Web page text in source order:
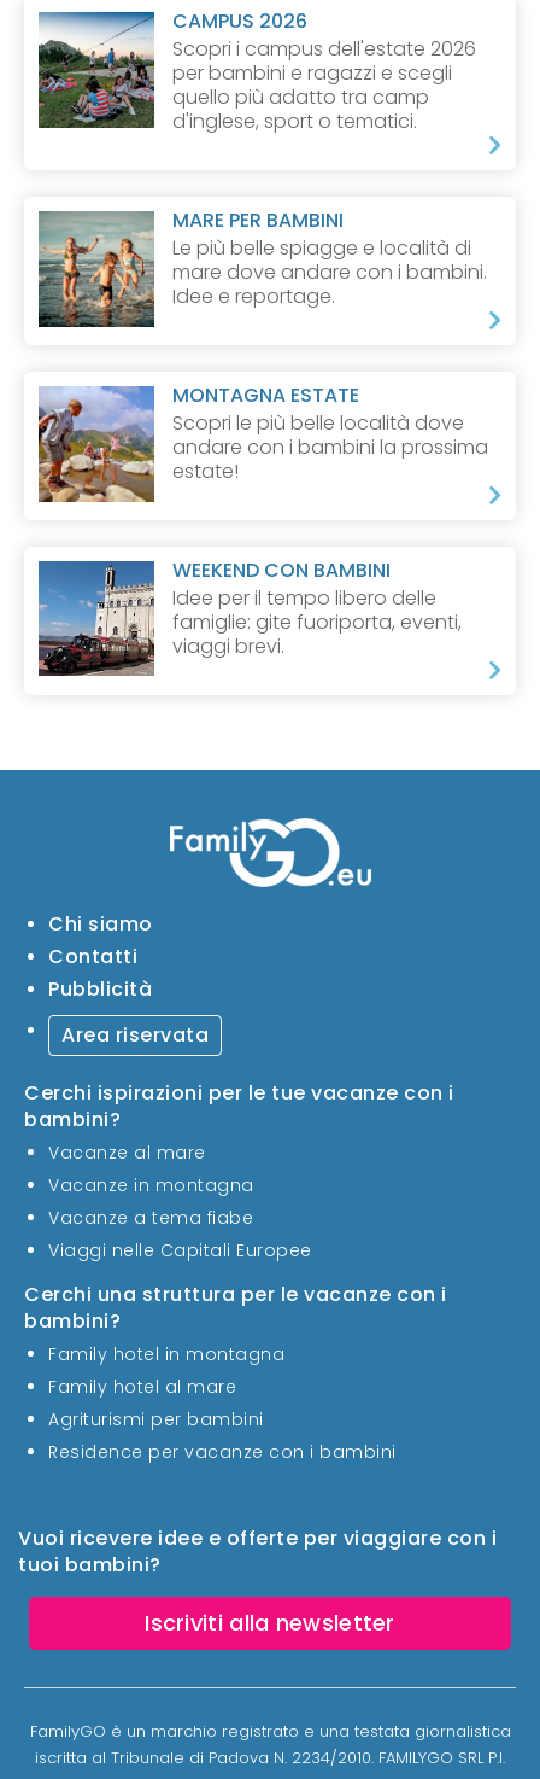
CAMPUS 2026
Scopri i campus dell'estate 2026
per bambini e ragazzi e scegli
quello più adatto tra camp
d'inglese, sport o tematici.
MARE PER BAMBINI
Le più belle spiagge e località di
mare dove andare con i bambini.
Idee e reportage.
MONTAGNA ESTATE
Scopri le più belle località dove
andare con i bambini la prossima
estate!
WEEKEND CON BAMBINI
Idee per il tempo libero delle
famiglie: gite fuoriporta, eventi,
viaggi brevi.
Vuoi ricevere idee e offerte per viaggiare con i
tuoi bambini?
Iscriviti alla newsletter
Chi siamo
Contatti
Pubblicità
Area riservata
Cerchi ispirazioni per le tue vacanze con i
bambini?
Vacanze al mare
Vacanze in montagna
Vacanze a tema fiabe
Viaggi nelle Capitali Europee
Cerchi una struttura per le vacanze con i
bambini?
Family hotel in montagna
Family hotel al mare
Agriturismi per bambini
Residence per vacanze con i bambini
FamilyGO è un marchio registrato e una testata giornalistica
iscritta al Tribunale di Padova N. 2234/2010. FAMILYGO SRL P.I.